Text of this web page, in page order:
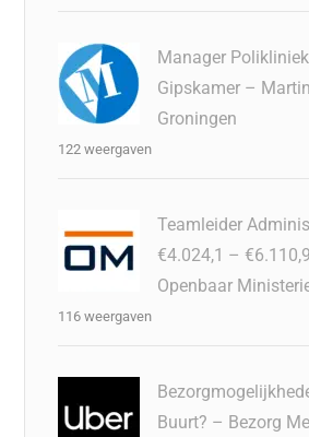
Manager
Gipskamer –
Groningen
122 weergaven
Teamleider
€4.024,1 –
Openbaar
116 weergaven
Buurt? – Bezorg